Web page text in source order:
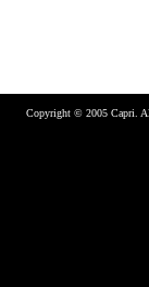
Copyright © 2005 Capri.